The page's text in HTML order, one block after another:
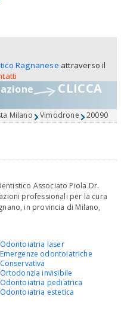
Ragnanese attraverso il
CLICCA
Milano Vimodrone 20090
Associato Piola Dr.
professionali per la cura
in provincia di Milano,
Odontoiatria laser
Emergenze odontoiatriche
Conservativa
Ortodonzia invisibile
Odontoiatria pediatrica
Odontoiatria estetica